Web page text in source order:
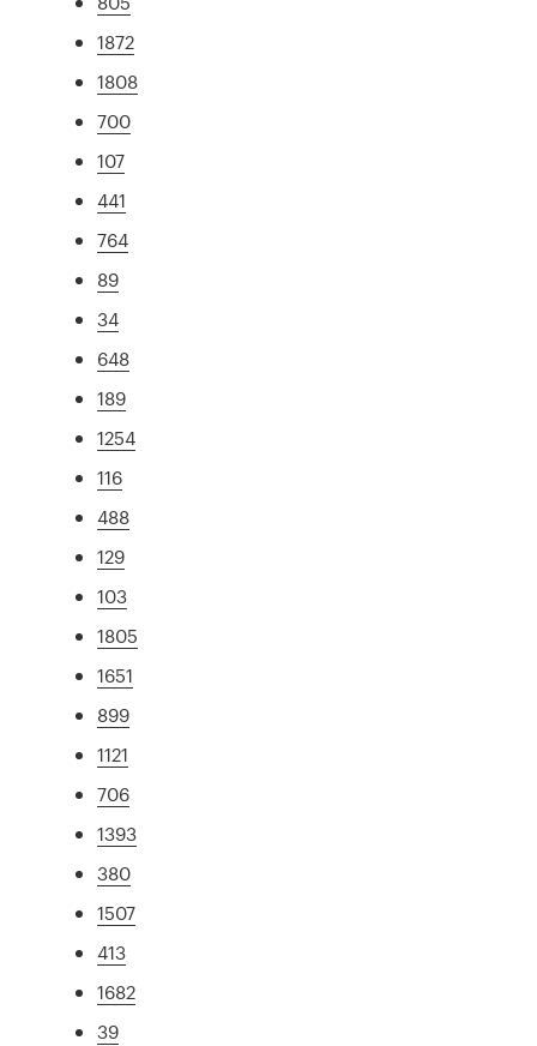
1872
1808
700
107
441
764
89
34
648
189
1254
116
488
129
103
1805
1651
899
1121
706
1393
380
1507
413
1682
39